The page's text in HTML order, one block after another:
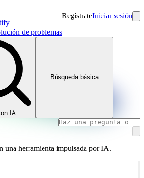
RegístrateIniciar sesión
de problemas
IA
Búsqueda básica
una herramienta impulsada por IA.